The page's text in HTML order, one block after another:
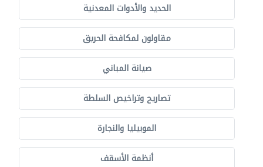
الحديد والأدوات المعدنية
مقاولون لمكافحة الحريق
صيانة المباني
تصاريح وتراخيص السلطة
الموبيليا والنجارة
أنظمة الأسقف